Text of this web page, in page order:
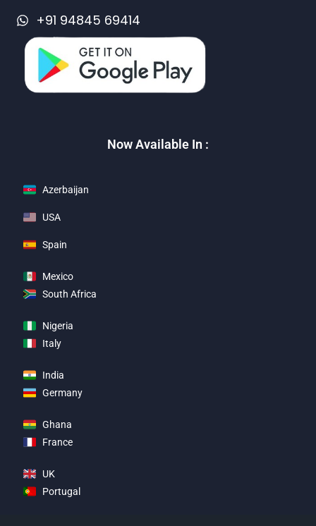
+91 94845 69414
Now Available In :
Azerbaijan
USA
Spain
Mexico
South Africa
Nigeria
Italy
India
Germany
Ghana
France
UK
Portugal